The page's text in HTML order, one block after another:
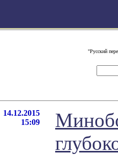
"Русский
14.12.2015
15:09